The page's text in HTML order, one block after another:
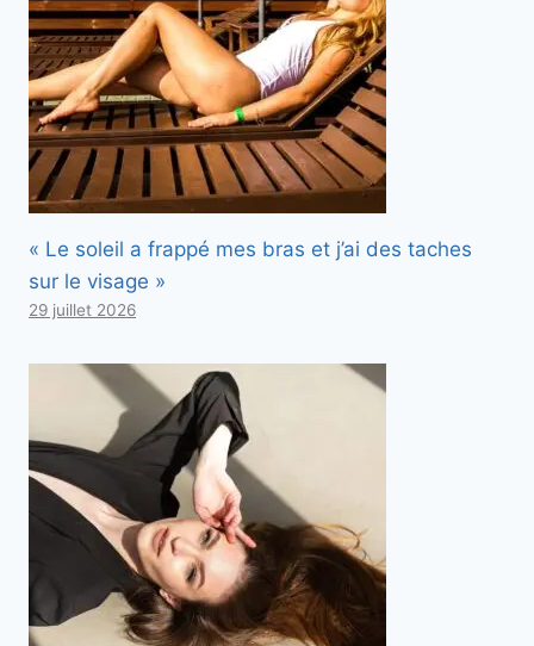
« Le soleil a frappé mes bras et j’ai des taches
sur le visage »
29 juillet 2026